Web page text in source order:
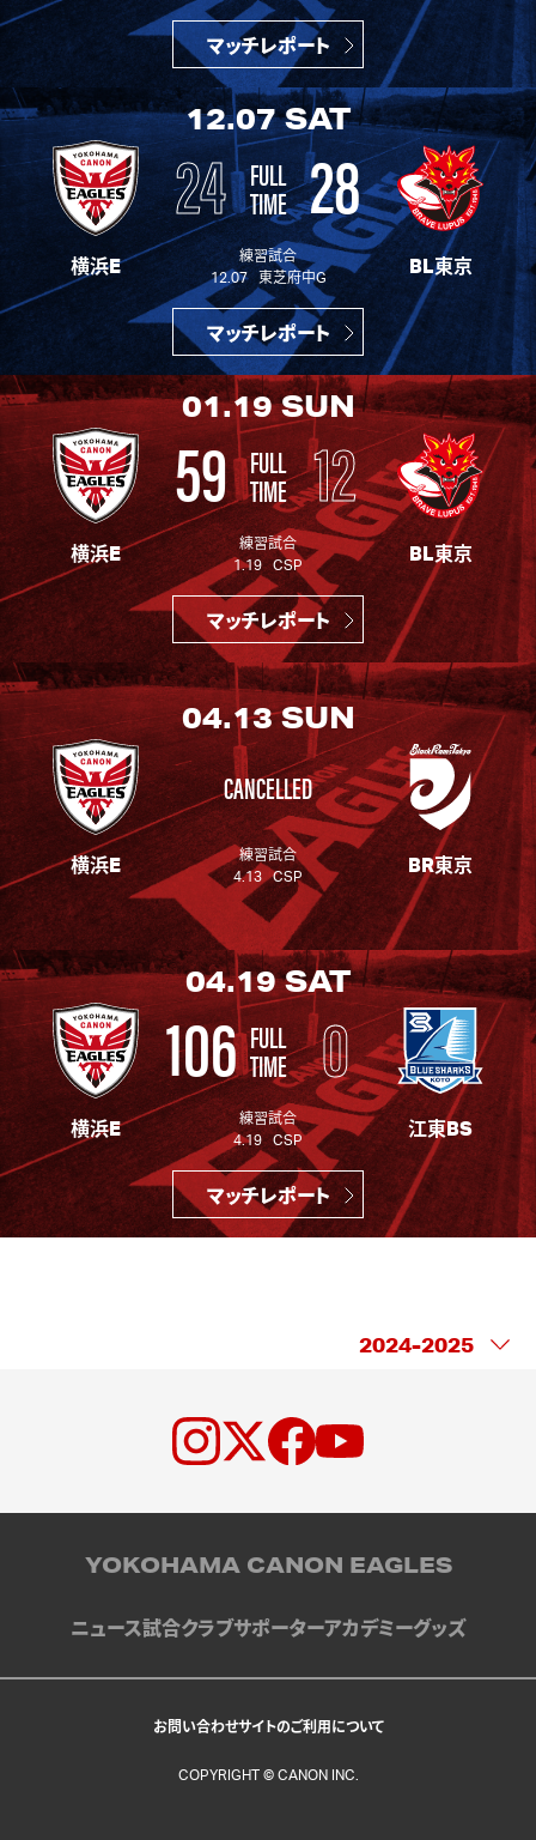
マッチレポート
12.07SAT
24 FULL
TIME 28
横浜E
練習試合
12.07 東芝府中G
BL東京
マッチレポート
01.19SUN
59 FULL
TIME 12
横浜E
練習試合
1.19 CSP
BL東京
マッチレポート
04.13SUN
CANCELLED
横浜E
練習試合
4.13 CSP
BR東京
04.19SAT
106 FULL
TIME 0
横浜E
練習試合
4.19 CSP
江東BS
マッチレポート
YOKOHAMA CANON EAGLES
ニュース試合クラブサポーターアカデミーグッズ
お問い合わせサイトのご利用について
COPYRIGHT © CANON INC.